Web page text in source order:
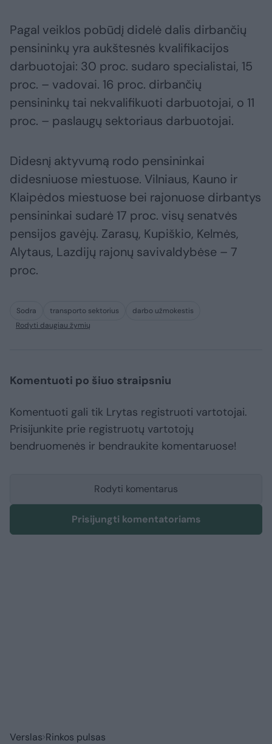
Pagal veiklos pobūdį didelė dalis dirbančių
pensininkų yra aukštesnės kvalifikacijos
darbuotojai: 30 proc. sudaro specialistai, 15
proc. – vadovai. 16 proc. dirbančių
pensininkų tai nekvalifikuoti darbuotojai, o 11
proc. – paslaugų sektoriaus darbuotojai.
Didesnį aktyvumą rodo pensininkai
didesniuose miestuose. Vilniaus, Kauno ir
Klaipėdos miestuose bei rajonuose dirbantys
pensininkai sudarė 17 proc. visų senatvės
pensijos gavėjų. Zarasų, Kupiškio, Kelmės,
Alytaus, Lazdijų rajonų savivaldybėse – 7
proc.
Sodra transporto sektorius
darbo užmokestis
Rodyti daugiau žymių
Komentuoti po šiuo straipsniu
Komentuoti gali tik Lrytas registruoti vartotojai.
Prisijunkite prie registruotų vartotojų
bendruomenės ir bendraukite komentaruose!
Rodyti komentarus
Prisijungti komentatoriams
Verslas Rinkos pulsas